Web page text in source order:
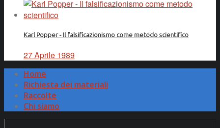
Karl Popper - Il falsificazionismo come metodo scientifico
27 Aprile 1989
Home
Richiesta dei materiali
Raccolte
Chi siamo